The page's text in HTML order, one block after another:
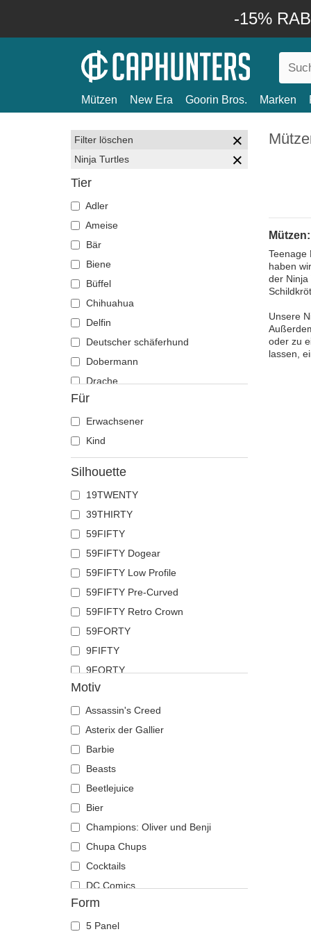
-15%
Mützen New Era Goorin Bros. Marken
Filter löschen
Ninja Turtles
Tier
Adler
Ameise
Bär
Biene
Büffel
Chihuahua
Delfin
Deutscher schäferhund
Dobermann
Drache
Eichhörnchen
Eidechse
Einhorn
Elch
Ente
Eule
Flamingo
Französische bulldogge
Fuchs
Geier
Gepard
Glühwürmchen
Hahn
Hai
Hirsch
Hund
Katze
Kojote
Krabbe
Krähe
Krokodil
Kuh
Küken
Labrador retriever
Languste
Libelle
Löwe
Löwin
Für
Erwachsener
Kind
Silhouette
19TWENTY
39THIRTY
59FIFTY
59FIFTY Dogear
59FIFTY Low Profile
59FIFTY Pre-Curved
59FIFTY Retro Crown
59FORTY
9FIFTY
9FORTY
9FORTY APEX
9FORTY M-Crown
9SEVENTY
9TWENTY
A Frame
Casual Classic
E Frame
Open Back
Runner
The 90s
The Ball
The Retro
The Snap
Motiv
Assassin's Creed
Asterix der Gallier
Barbie
Beasts
Beetlejuice
Bier
Champions: Oliver und Benji
Chupa Chups
Cocktails
DC Comics
Der Herr der Ringe
Die Schlümpfe
Form
5 Panel
Teenage
haben
der Ninja
Unsere
oder zu
lassen,